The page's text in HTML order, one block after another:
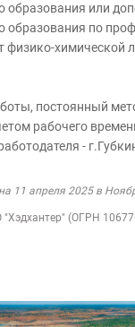
образования или
образования по
физико-химической
постоянный
рабочего
-
11 апреля 2025 в
"Хэдхантер" (ОГРН